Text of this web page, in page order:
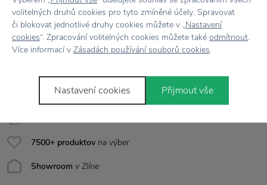
Doprava zadarmonad 100 €
7500+ produktov na výber
Showroom v Zlíne
Rozmer Ø 14 cm x výška 27 cm
volitelných druhů cookies pro tyto zmíněné účely. Spravovat
či blokovat jednotlivé druhy cookies můžete v „Nastavení
cookies“. Zpracování volitelných cookies můžete také odmítnout.
Více informací v Zásadách používání souborů cookies.
Nastavení cookies Přijmout vše